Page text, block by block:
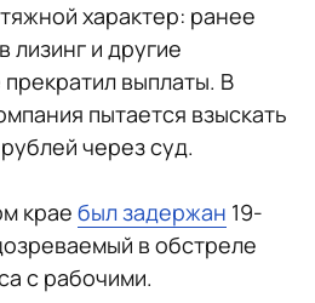
характер: ранее
и другие
выплаты. В
пытается взыскать
через суд.
крае был задержан 19-
в обстреле
с рабочими.